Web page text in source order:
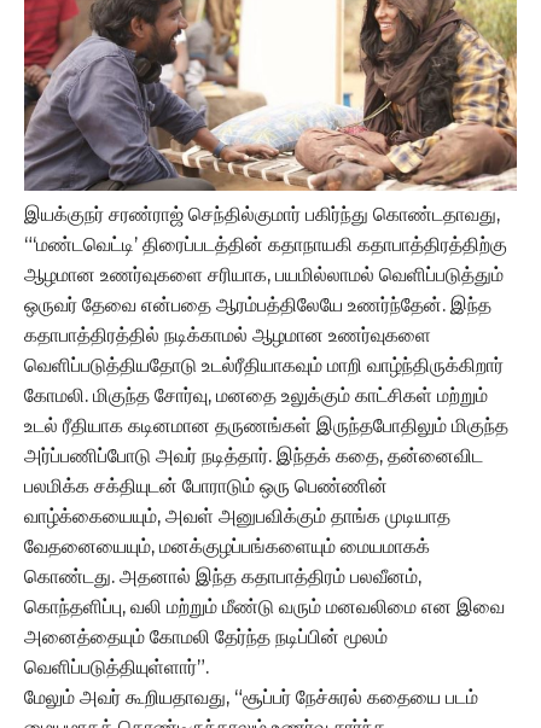
இயக்குநர் சரண்ராஜ் செந்தில்குமார் பகிர்ந்து கொண்டதாவது,
“‘மண்டவெட்டி’ திரைப்படத்தின் கதாநாயகி கதாபாத்திரத்திற்கு
ஆழமான உணர்வுகளை சரியாக, பயமில்லாமல் வெளிப்படுத்தும்
ஒருவர் தேவை என்பதை ஆரம்பத்திலேயே உணர்ந்தேன். இந்த
கதாபாத்திரத்தில் நடிக்காமல் ஆழமான உணர்வுகளை
வெளிப்படுத்தியதோடு உடல்ரீதியாகவும் மாறி வாழ்ந்திருக்கிறார்
கோமலி. மிகுந்த சோர்வு, மனதை உலுக்கும் காட்சிகள் மற்றும்
உடல் ரீதியாக கடினமான தருணங்கள் இருந்தபோதிலும் மிகுந்த
அர்ப்பணிப்போடு அவர் நடித்தார். இந்தக் கதை, தன்னைவிட
பலமிக்க சக்தியுடன் போராடும் ஒரு பெண்ணின்
வாழ்க்கையையும், அவள் அனுபவிக்கும் தாங்க முடியாத
வேதனையையும், மனக்குழப்பங்களையும் மையமாகக்
கொண்டது. அதனால் இந்த கதாபாத்திரம் பலவீனம்,
கொந்தளிப்பு, வலி மற்றும் மீண்டு வரும் மனவலிமை என இவை
அனைத்தையும் கோமலி தேர்ந்த நடிப்பின் மூலம்
வெளிப்படுத்தியுள்ளார்”.
மேலும் அவர் கூறியதாவது, “சூப்பர் நேச்சுரல் கதையை படம்